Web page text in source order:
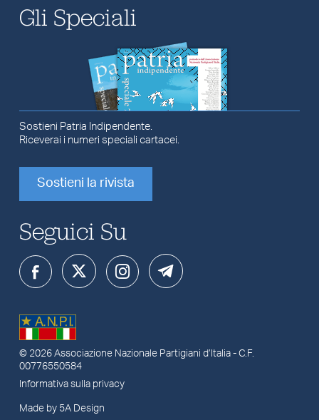
Gli Speciali
Sostieni Patria Indipendente.
Riceverai i numeri speciali cartacei.
Sostieni la rivista
Seguici Su
© 2026 Associazione Nazionale Partigiani d’Italia- C.F.
00776550584
Informativa sulla privacy
Made by 5A Design